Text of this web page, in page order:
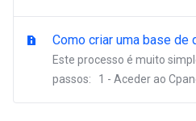
Como criar uma base de
Este processo é muito
passos: 1 - Aceder ao